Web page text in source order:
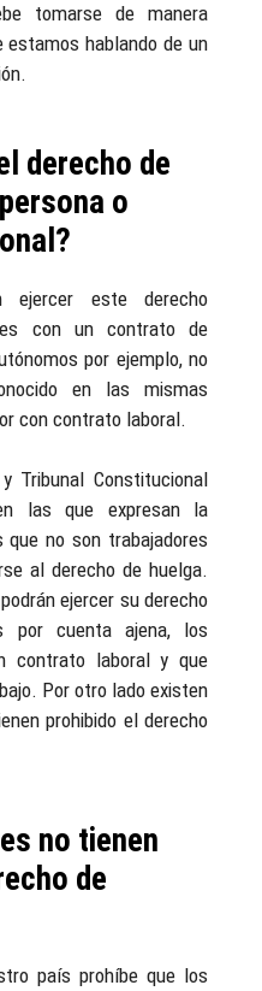
tomarse de manera
hablando de un
derecho de
o
ejercer este derecho
con un contrato de
por ejemplo, no
en las mismas
con contrato laboral.
Tribunal Constitucional
las que expresan la
no son trabajadores
al derecho de huelga.
ejercer su derecho
por cuenta ajena, los
contrato laboral y que
Por otro lado existen
prohibido el derecho
no tienen
de
país prohíbe que los